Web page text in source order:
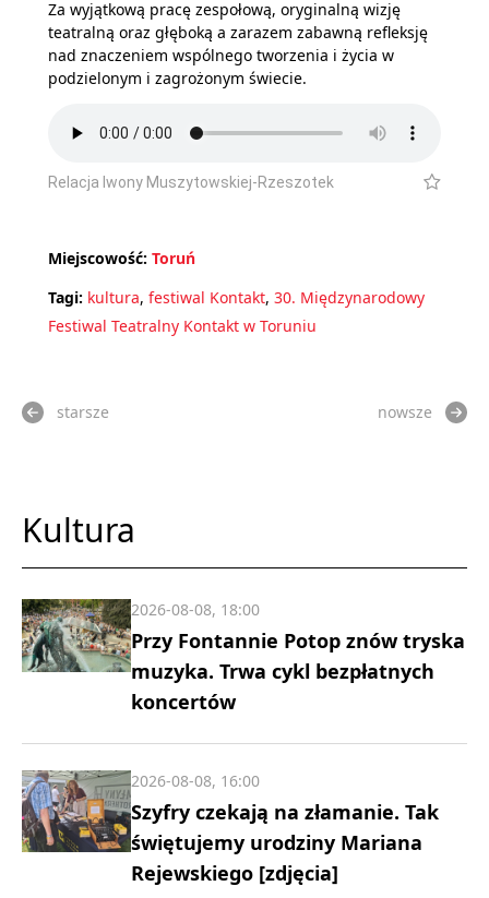
Za wyjątkową pracę zespołową, oryginalną wizję
teatralną oraz głęboką a zarazem zabawną refleksję
nad znaczeniem wspólnego tworzenia i życia w
podzielonym i zagrożonym świecie.
Relacja Iwony Muszytowskiej-Rzeszotek
Miejscowość: Toruń
Tagi: kultura, festiwal Kontakt, 30. Międzynarodowy
Festiwal Teatralny Kontakt w Toruniu
starsze nowsze
Kultura
Przy Fontannie Potop znów tryska
muzyka. Trwa cykl bezpłatnych
koncertów
2026-08-08, 18:00
Szyfry czekają na złamanie. Tak
świętujemy urodziny Mariana
Rejewskiego [zdjęcia]
2026-08-08, 16:00